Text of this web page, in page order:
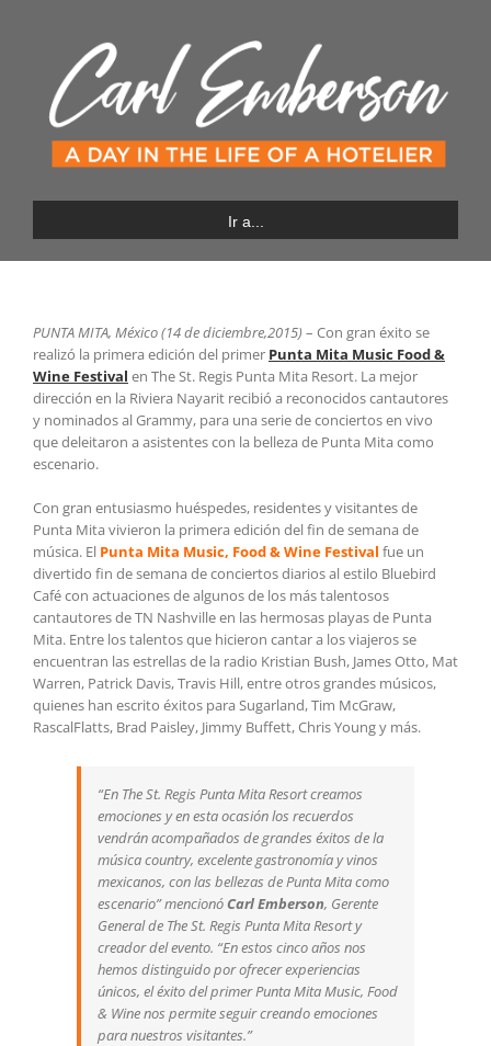
Ir a...
PUNTA MITA, México (14 de diciembre,2015) – Con gran éxito se
realizó la primera edición del primer Punta Mita Music Food &
Wine Festival en The St. Regis Punta Mita Resort. La mejor
dirección en la Riviera Nayarit recibió a reconocidos cantautores
y nominados al Grammy, para una serie de conciertos en vivo
que deleitaron a asistentes con la belleza de Punta Mita como
escenario.
Con gran entusiasmo huéspedes, residentes y visitantes de
Punta Mita vivieron la primera edición del fin de semana de
música. El Punta Mita Music, Food & Wine Festival fue un
divertido fin de semana de conciertos diarios al estilo Bluebird
Café con actuaciones de algunos de los más talentosos
cantautores de TN Nashville en las hermosas playas de Punta
Mita. Entre los talentos que hicieron cantar a los viajeros se
encuentran las estrellas de la radio Kristian Bush, James Otto, Mat
Warren, Patrick Davis, Travis Hill, entre otros grandes músicos,
quienes han escrito éxitos para Sugarland, Tim McGraw,
RascalFlatts, Brad Paisley, Jimmy Buffett, Chris Young y más.
“En The St. Regis Punta Mita Resort creamos
emociones y en esta ocasión los recuerdos
vendrán acompañados de grandes éxitos de la
música country, excelente gastronomía y vinos
mexicanos, con las bellezas de Punta Mita como
escenario” mencionóCarl Emberson, Gerente
General de The St. Regis Punta Mita Resort y
creador del evento. “En estos cinco años nos
hemos distinguido por ofrecer experiencias
únicos, el éxito del primer Punta Mita Music, Food
& Wine nos permite seguir creando emociones
para nuestros visitantes.”